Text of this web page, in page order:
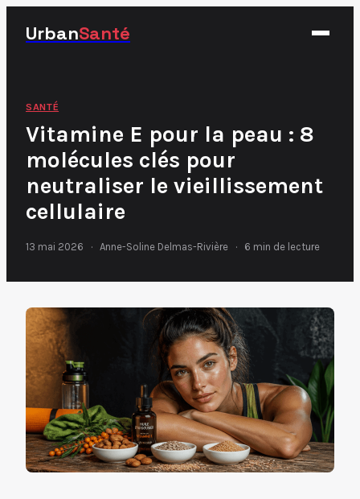
UrbanSanté
Nutrition
Santé
Sport
SANTÉ
Vitamine E pour la peau : 8
molécules clés pour
neutraliser le vieillissement
cellulaire
13 mai 2026 · Anne-Soline Delmas-Rivière · 6 min de lecture